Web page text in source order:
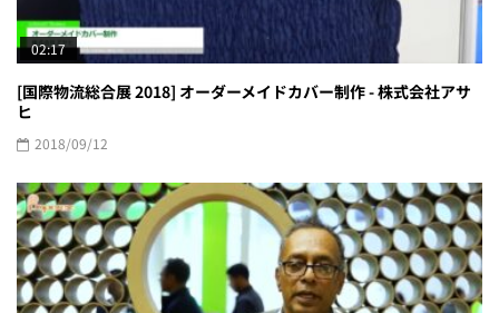
02:17
[国際物流総合展 2018] オーダーメイドカバー制作 - 株式会社アサ
ヒ
2018/09/12